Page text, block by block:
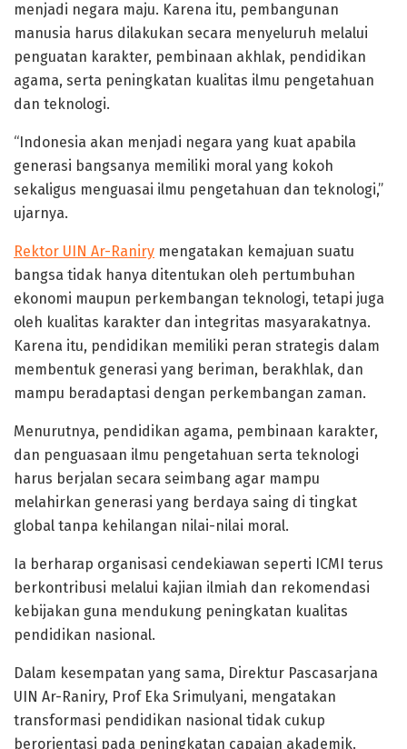
menjadi negara maju. Karena itu, pembangunan
manusia harus dilakukan secara menyeluruh melalui
penguatan karakter, pembinaan akhlak, pendidikan
agama, serta peningkatan kualitas ilmu pengetahuan
dan teknologi.
“Indonesia akan menjadi negara yang kuat apabila
generasi bangsanya memiliki moral yang kokoh
sekaligus menguasai ilmu pengetahuan dan teknologi,”
ujarnya.
Rektor UIN Ar-Raniry mengatakan kemajuan suatu
bangsa tidak hanya ditentukan oleh pertumbuhan
ekonomi maupun perkembangan teknologi, tetapi juga
oleh kualitas karakter dan integritas masyarakatnya.
Karena itu, pendidikan memiliki peran strategis dalam
membentuk generasi yang beriman, berakhlak, dan
mampu beradaptasi dengan perkembangan zaman.
Menurutnya, pendidikan agama, pembinaan karakter,
dan penguasaan ilmu pengetahuan serta teknologi
harus berjalan secara seimbang agar mampu
melahirkan generasi yang berdaya saing di tingkat
global tanpa kehilangan nilai-nilai moral.
Ia berharap organisasi cendekiawan seperti ICMI terus
berkontribusi melalui kajian ilmiah dan rekomendasi
kebijakan guna mendukung peningkatan kualitas
pendidikan nasional.
Dalam kesempatan yang sama, Direktur Pascasarjana
UIN Ar-Raniry, Prof Eka Srimulyani, mengatakan
transformasi pendidikan nasional tidak cukup
berorientasi pada peningkatan capaian akademik.